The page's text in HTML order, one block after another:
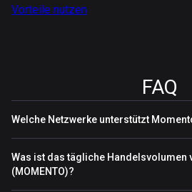
Vorteile nutzen
FAQ
Welche Netzwerke unterstützt
Was ist das tägliche Handelsvolumen
(MOMENTO)?